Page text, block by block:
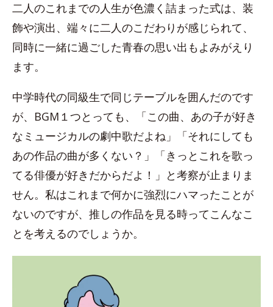
二人のこれまでの人生が色濃く詰まった式は、装
飾や演出、端々に二人のこだわりが感じられて、
同時に一緒に過ごした青春の思い出もよみがえり
ます。
中学時代の同級生で同じテーブルを囲んだのです
が、BGM１つとっても、「この曲、あの子が好き
なミュージカルの劇中歌だよね」「それにしても
あの作品の曲が多くない？」「きっとこれを歌っ
てる俳優が好きだからだよ！」と考察が止まりま
せん。私はこれまで何かに強烈にハマったことが
ないのですが、推しの作品を見る時ってこんなこ
とを考えるのでしょうか。